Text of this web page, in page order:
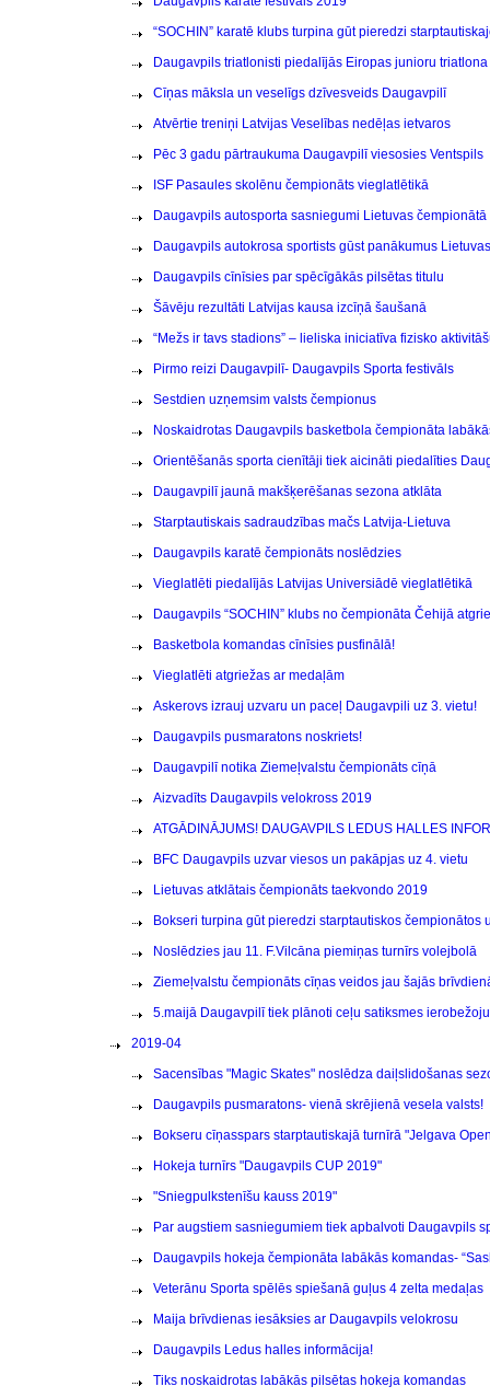
“SOCHIN” karatē klubs turpina gūt pieredzi
Daugavpils triatlonisti piedalījās Eiropas junioru
Cīņas māksla un veselīgs dzīvesveids Daugavpilī
Atvērtie treniņi Latvijas Veselības nedēļas ietvaros
Pēc 3 gadu pārtraukuma Daugavpilī viesosies Ventspils
ISF Pasaules skolēnu čempionāts vieglatlētikā
Daugavpils autosporta sasniegumi Lietuvas čempionātā
Daugavpils autokrosa sportists gūst panākumus
Daugavpils cīnīsies par spēcīgākās pilsētas titulu
Šāvēju rezultāti Latvijas kausa izcīņā šaušanā
“Mežs ir tavs stadions” – lieliska iniciatīva fizisko
Pirmo reizi Daugavpilī- Daugavpils Sporta festivāls
Sestdien uzņemsim valsts čempionus
Noskaidrotas Daugavpils basketbola čempionāta
Orientēšanās sporta cienītāji tiek aicināti piedalīties
Daugavpilī jaunā makšķerēšanas sezona atklāta
Starptautiskais sadraudzības mačs Latvija-Lietuva
Daugavpils karatē čempionāts noslēdzies
Vieglatlēti piedalījās Latvijas Universiādē vieglatlētikā
Daugavpils “SOCHIN” klubs no čempionāta Čehijā
Basketbola komandas cīnīsies pusfinālā!
Vieglatlēti atgriežas ar medaļām
Askerovs izrauj uzvaru un paceļ Daugavpili uz 3. vietu!
Daugavpils pusmaratons noskriets!
Daugavpilī notika Ziemeļvalstu čempionāts cīņā
Aizvadīts Daugavpils velokross 2019
ATGĀDINĀJUMS! DAUGAVPILS LEDUS HALLES
BFC Daugavpils uzvar viesos un pakāpjas uz 4. vietu
Lietuvas atklātais čempionāts taekvondo 2019
Bokseri turpina gūt pieredzi starptautiskos čempionātos
Noslēdzies jau 11. F.Vilcāna piemiņas turnīrs volejbolā
Ziemeļvalstu čempionāts cīņas veidos jau šajās
5.maijā Daugavpilī tiek plānoti ceļu satiksmes
2019-04
Sacensības "Magic Skates" noslēdza daiļslidošanas
Daugavpils pusmaratons- vienā skrējienā vesela valsts!
Bokseru cīņasspars starptautiskajā turnīrā "Jelgava
Hokeja turnīrs "Daugavpils CUP 2019"
"Sniegpulkstenīšu kauss 2019"
Par augstiem sasniegumiem tiek apbalvoti Daugavpils
Daugavpils hokeja čempionāta labākās komandas-
Veterānu Sporta spēlēs spiešanā guļus 4 zelta medaļas
Maija brīvdienas iesāksies ar Daugavpils velokrosu
Daugavpils Ledus halles informācija!
Tiks noskaidrotas labākās pilsētas hokeja komandas